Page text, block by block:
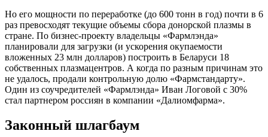
Но его мощности по переработке (до 600 тонн в год) почти в 6
раз превосходят текущие объемы сбора донорской плазмы в
стране. По бизнес-проекту владельцы «Фармлэнда»
планировали для загрузки (и ускорения окупаемости
вложенных 23 млн долларов) построить в Беларуси 18
собственных плазмацентров. А когда по разным причинам это
не удалось, продали контрольную долю «Фармстандарту».
Один из соучредителей «Фармлэнда» Иван Логовой с 30%
стал партнером россиян в компании «Далиомфарма».
Законный шлагбаум